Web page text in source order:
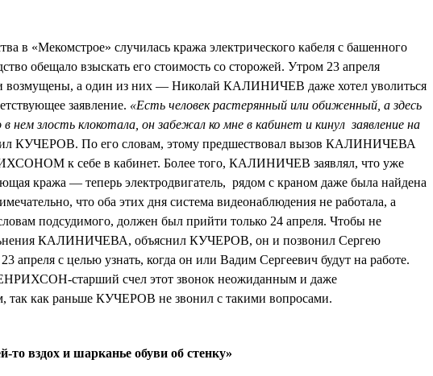
в «Мекомстрое» случилась кража электрического кабеля с башенного
обещало взыскать его стоимость со сторожей. Утром 23 апреля
возмущены, а один из них — Николай КАЛИНИЧЕВ даже хотел уволиться
заявление. «Есть человек растерянный или обиженный, а здесь
нем злость клокотала, он забежал ко мне в кабинет и кинул заявление на
КУЧЕРОВ. По его словам, этому предшествовал вызов КАЛИНИЧЕВА
к себе в кабинет. Более того, КАЛИНИЧЕВ заявлял, что уже
кража — теперь электродвигатель, рядом с краном даже была найдена
что оба этих дня система видеонаблюдения не работала, а
подсудимого, должен был прийти только 24 апреля. Чтобы не
КАЛИНИЧЕВА, объяснил КУЧЕРОВ, он и позвонил Сергею
с целью узнать, когда он или Вадим Сергеевич будут на работе.
старший счел этот звонок неожиданным и даже
так как раньше КУЧЕРОВ не звонил с такими вопросами.
то вздох и шарканье обуви об стенку»